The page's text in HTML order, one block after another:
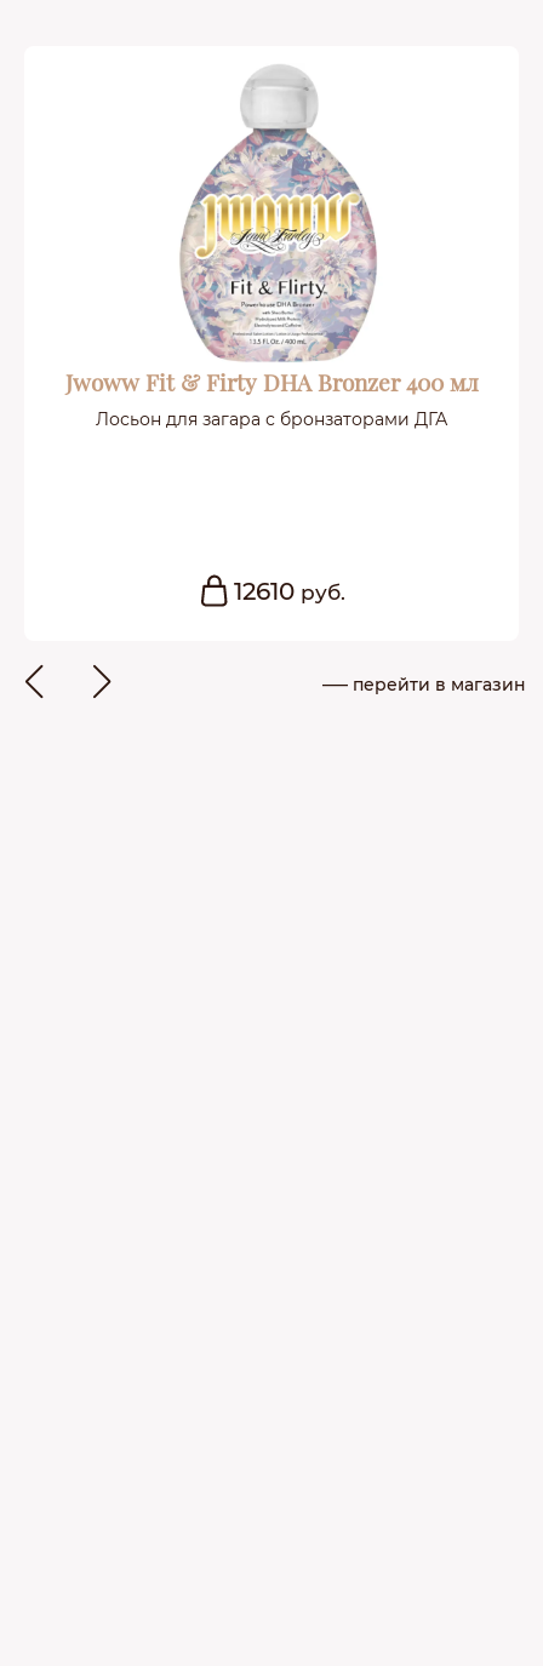
Jwoww Fit & Firty DHA Bronzer 400 мл
Лосьон для загара с бронзаторами ДГА
12610 руб.
––– перейти в магазин